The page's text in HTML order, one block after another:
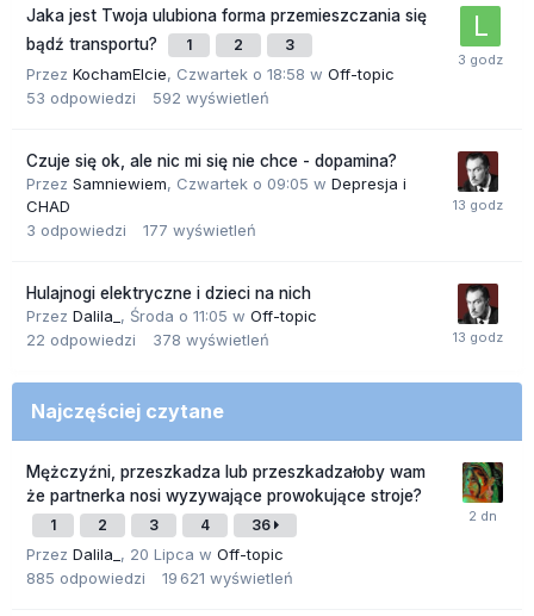
Jaka jest Twoja ulubiona forma przemieszczania się
bądź transportu?
1 2 3
Przez KochamElcie, Czwartek o 18:58 w Off-topic
53 odpowiedzi 592 wyświetleń
Czuje się ok, ale nic mi się nie chce - dopamina?
Przez Samniewiem, Czwartek o 09:05 w Depresja i
CHAD
3 odpowiedzi 177 wyświetleń
Hulajnogi elektryczne i dzieci na nich
Przez Dalila_ , Środa o 11:05 w Off-topic
22 odpowiedzi 378 wyświetleń
Najczęściej czytane
Mężczyźni, przeszkadza lub przeszkadzałoby wam
że partnerka nosi wyzywające prowokujące stroje?
1 2 3 4 36
Przez Dalila_ , 20 Lipca w Off-topic
885 odpowiedzi 19 621 wyświetleń